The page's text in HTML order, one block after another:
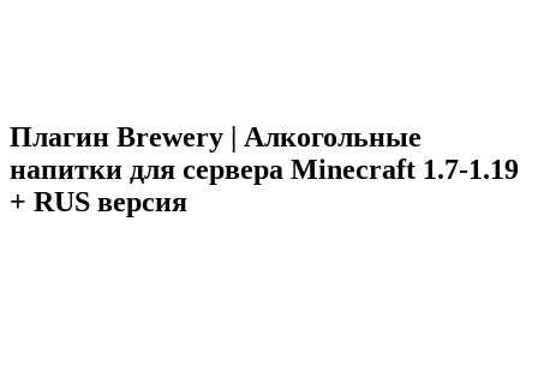
Плагин Brewery | Алкогольные
напитки для сервера Minecraft 1.7-1.19
+ RUS версия